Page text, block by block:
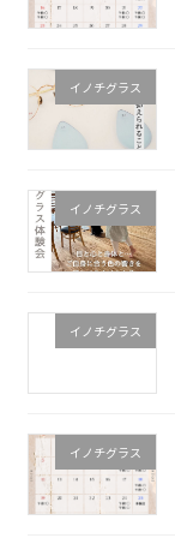
イノチグラス
イノチグラス
イノチグラス
イノチグラス